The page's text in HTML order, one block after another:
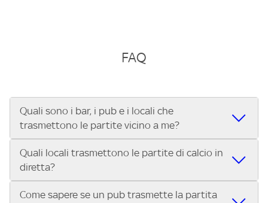
FAQ
Quali sono i bar, i pub e i locali che
trasmettono le partite vicino a me?
Se cerchi un bar, pub, ristorante o locale vicino a te per
vedere le partite di Serie A ENILIVE, la Serie C Sky Wifi, la
UEFA Champions League, la UEFA Europa League, la UEFA
Conference League, il Tennis, la Formula 1®, la MotoGP™ e
Quali locali trasmettono le partite di calcio in
diretta?
Vuoi sapere quali bar, pub o ristoranti mostrano le partite
Come sapere se un pub trasmette la partita